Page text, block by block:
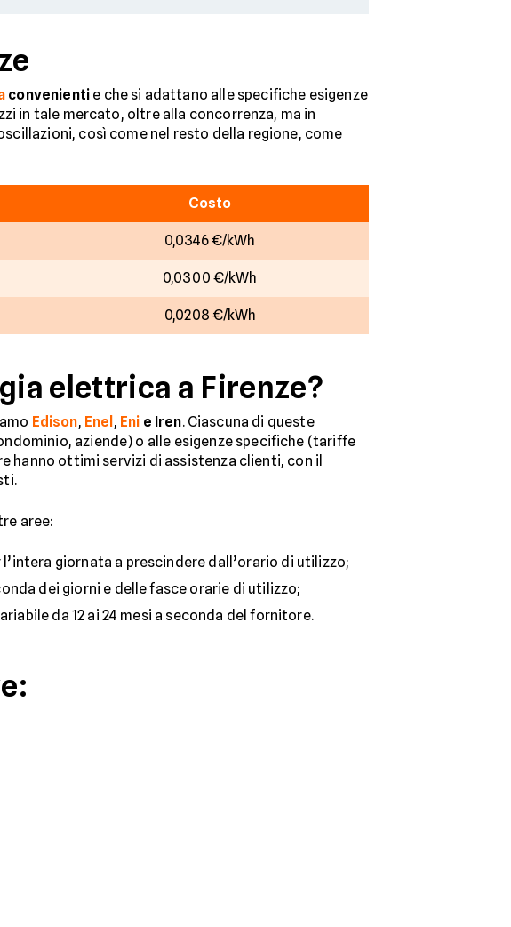
convenienti e che si adattano alle specifiche esigenze
in tale mercato, oltre alla concorrenza, ma in
così come nel resto della regione, come
Costo
0,0346 €/kWh
0,0300 €/kWh
0,0208 €/kWh
elettrica a Firenze?
Edison, Enel , Eni e Iren. Ciascuna di queste
aziende) o alle esigenze specifiche (tariffe
hanno ottimi servizi di assistenza clienti, con il
aree:
giornata a prescindere dall’orario di utilizzo;
dei giorni e delle fasce orarie di utilizzo;
da 12 ai 24 mesi a seconda del fornitore.